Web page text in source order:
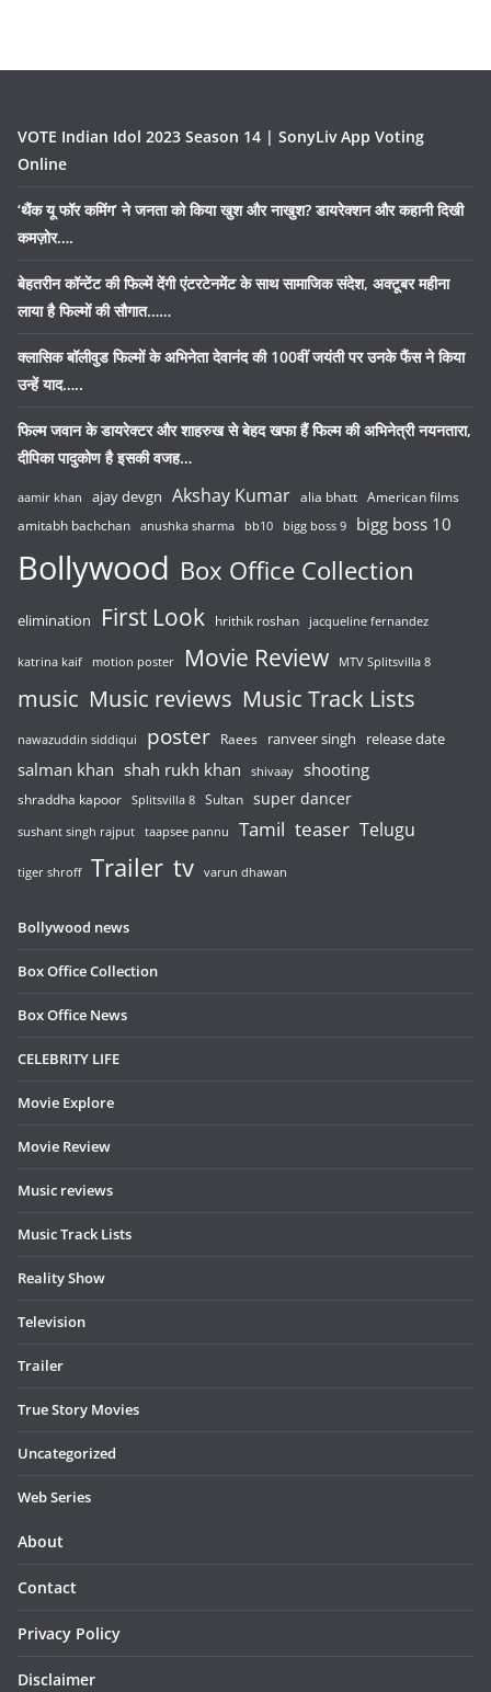
VOTE Indian Idol 2023 Season 14 | SonyLiv App Voting
Online
‘थैंक यू फॉर कमिंग’ ने जनता को किया खुश और नाखुश? डायरेक्शन और कहानी दिखी
कमज़ोर….
बेहतरीन कॉन्टेंट की फिल्में देंगी एंटरटेनमेंट के साथ सामाजिक संदेश, अक्टूबर महीना
लाया है फिल्मों की सौगात……
क्लासिक बॉलीवुड फिल्मों के अभिनेता देवानंद की 100वीं जयंती पर उनके फैंस ने किया
उन्हें याद…..
फिल्म जवान के डायरेक्टर और शाहरुख से बेहद खफा हैं फिल्म की अभिनेत्री नयनतारा,
दीपिका पादुकोण है इसकी वजह…
aamir khan ajay devgn Akshay Kumar alia bhatt American films
amitabh bachchan anushka sharma bb10 bigg boss 9 bigg boss 10
Bollywood Box Office Collection
elimination First Look hrithik roshan jacqueline fernandez
katrina kaif motion poster Movie Review MTV Splitsvilla 8
music Music reviews Music Track Lists
nawazuddin siddiqui poster Raees ranveer singh release date
salman khan shah rukh khan shivaay shooting
shraddha kapoor Splitsvilla 8 Sultan super dancer
sushant singh rajput taapsee pannu Tamil teaser Telugu
tiger shroff Trailer tv varun dhawan
Bollywood news
Box Office Collection
Box Office News
CELEBRITY LIFE
Movie Explore
Movie Review
Music reviews
Music Track Lists
Reality Show
Television
Trailer
True Story Movies
Uncategorized
Web Series
About
Contact
Privacy Policy
Disclaimer